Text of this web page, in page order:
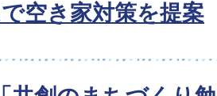
空き家対策を提案